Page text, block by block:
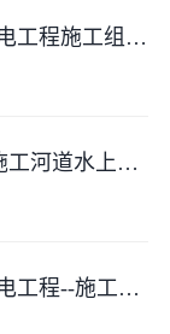
中山市威夷水上乐园高压变配电工程施工组织设计方案
桥梁工程T梁接缝面板与侧板施工河道水上脚手架施工方案
某地区威夷水上乐园高压变配电工程--施工组织设计方案详细文档